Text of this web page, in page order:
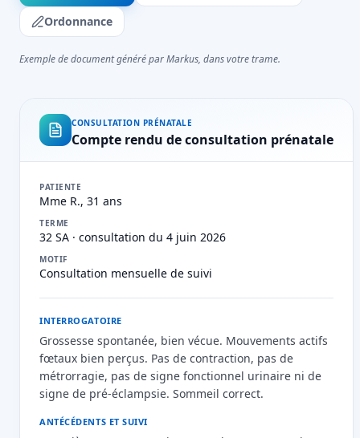
Ordonnance
Exemple de document généré par Markus, dans votre trame.
CONSULTATION PRÉNATALE
Compte rendu de consultation prénatale
PATIENTE
Mme R., 31 ans
TERME
32 SA · consultation du 4 juin 2026
MOTIF
Consultation mensuelle de suivi
INTERROGATOIRE
Grossesse spontanée, bien vécue. Mouvements actifs
fœtaux bien perçus. Pas de contraction, pas de
métrorragie, pas de signe fonctionnel urinaire ni de
signe de pré-éclampsie. Sommeil correct.
ANTÉCÉDENTS ET SUIVI